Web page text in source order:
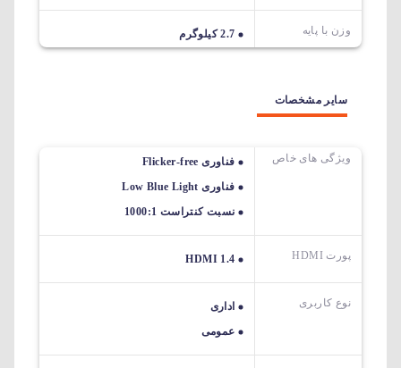
وزن با پایه 2.7 کیلوگرم
سایر مشخصات
ویژگی های خاص
فناوری Flicker-free
فناوری Low Blue Light
نسبت کنتراست 1000:1
پورت HDMI HDMI 1.4
نوع کاربری
اداری
عمومی